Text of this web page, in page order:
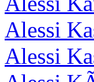
Alessi
Alessi